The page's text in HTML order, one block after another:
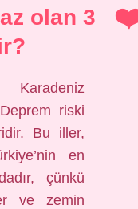
olan 3
Karadeniz
riski
Bu iller,
en
çünkü
ve zemin